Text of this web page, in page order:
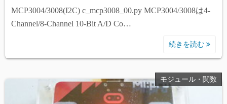
MCP3004/3008(I2C) c_mcp3008_00.py MCP3004/3008は4-
Channel/8-Channel 10-Bit A/D Co…
続きを読む
モジュール・関数